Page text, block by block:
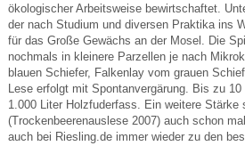
ökologischer Arbeitsweise bewirtschaftet.
der nach Studium und diversen Praktika ins
für das Große Gewächs an der Mosel. Die
nochmals in kleinere Parzellen je nach
blauen Schiefer, Falkenlay vom grauen
Lese erfolgt mit Spontanvergärung. Bis zu
1.000 Liter Holzfuderfass. Ein weitere
(Trockenbeerenauslese 2007) auch schon
auch bei Riesling.de immer wieder zu den